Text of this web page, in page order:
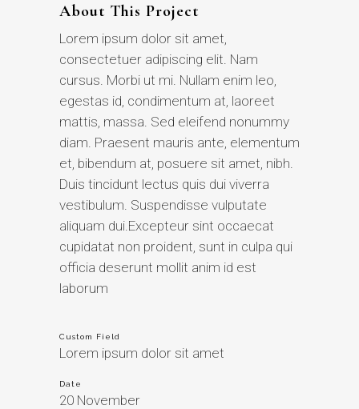
About This Project
Lorem ipsum dolor sit amet,
consectetuer adipiscing elit. Nam
cursus. Morbi ut mi. Nullam enim leo,
egestas id, condimentum at, laoreet
mattis, massa. Sed eleifend nonummy
diam. Praesent mauris ante, elementum
et, bibendum at, posuere sit amet, nibh.
Duis tincidunt lectus quis dui viverra
vestibulum. Suspendisse vulputate
aliquam dui.Excepteur sint occaecat
cupidatat non proident, sunt in culpa qui
officia deserunt mollit anim id est
laborum
Custom Field
Lorem ipsum dolor sit amet
Date
20 November